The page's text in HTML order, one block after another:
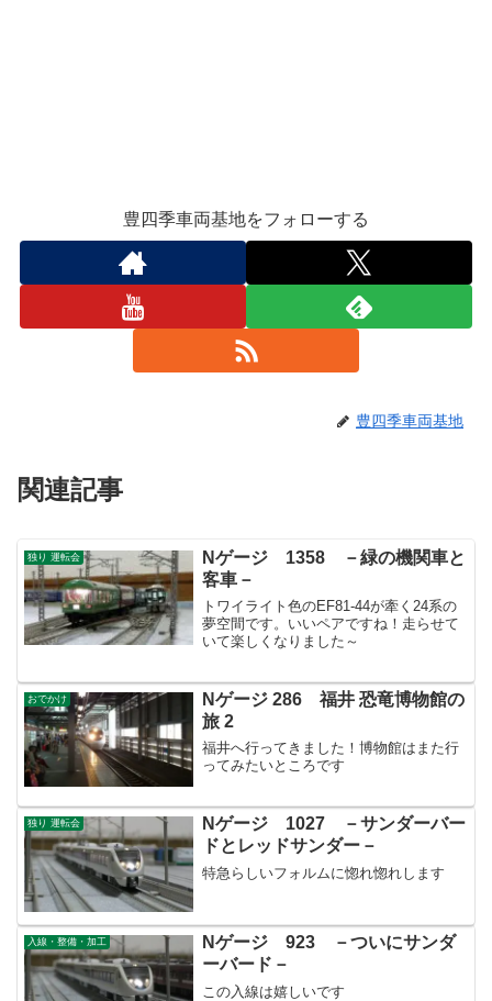
豊四季車両基地をフォローする
豊四季車両基地
関連記事
独り 運転会
Nゲージ 1358 －緑の機関車と
客車－
トワイライト色のEF81-44が牽く24系の
夢空間です。いいペアですね！走らせて
いて楽しくなりました～
おでかけ
Nゲージ 286 福井 恐竜博物館の
旅 2
福井へ行ってきました！博物館はまた行
ってみたいところです
独り 運転会
Nゲージ 1027 －サンダーバー
ドとレッドサンダー－
特急らしいフォルムに惚れ惚れします
入線・整備・加工
Nゲージ 923 －ついにサンダ
ーバード－
この入線は嬉しいです